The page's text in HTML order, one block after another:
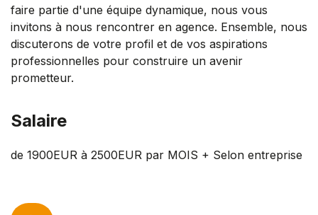
faire partie d'une équipe dynamique, nous vous
invitons à nous rencontrer en agence. Ensemble, nous
discuterons de votre profil et de vos aspirations
professionnelles pour construire un avenir
prometteur.
Salaire
de 1900EUR à 2500EUR par MOIS + Selon entreprise